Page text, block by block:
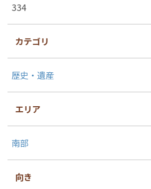
334
カテゴリ
歴史・遺産
エリア
南部
向き